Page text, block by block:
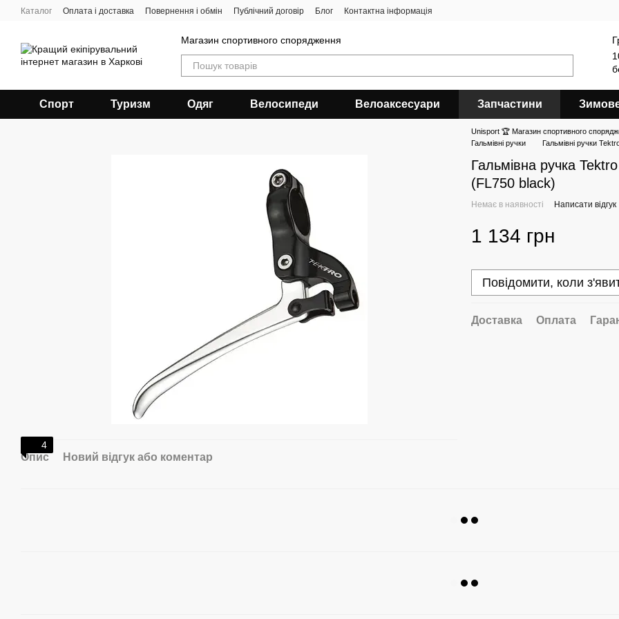
Перейти до основного контенту
Каталог Оплата і доставка Повернення і обмін Публічний договір Блог Контактна інформація
Магазин спортивного спорядження
Спорт Туризм Одяг Велосипеди Велоаксесуари Запчастини
4
Опис Новий відгук або коментар
Unisport 🏆 Магазин спортивного
Гальмівні ручки
Гальмівні ручки
Гальмівна ручка
(FL750 black)
Немає в наявності Написати відгук
1 134 грн
Повідомити, коли
Доставка Оплата